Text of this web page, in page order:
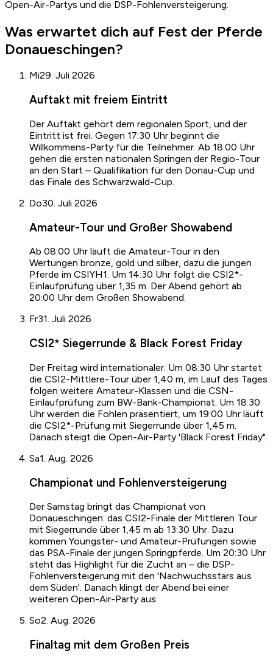
Open-Air-Partys und die DSP-Fohlenversteigerung.
Was erwartet dich auf Fest der Pferde
Donaueschingen?
Mi29. Juli 2026
Auftakt mit freiem Eintritt
Der Auftakt gehört dem regionalen Sport, und der
Eintritt ist frei. Gegen 17:30 Uhr beginnt die
Willkommens-Party für die Teilnehmer. Ab 18:00 Uhr
gehen die ersten nationalen Springen der Regio-Tour
an den Start – Qualifikation für den Donau-Cup und
das Finale des Schwarzwald-Cup.
Do30. Juli 2026
Amateur-Tour und Großer Showabend
Ab 08:00 Uhr läuft die Amateur-Tour in den
Wertungen bronze, gold und silber, dazu die jungen
Pferde im CSIYH1. Um 14:30 Uhr folgt die CSI2*-
Einlaufprüfung über 1,35 m. Der Abend gehört ab
20:00 Uhr dem Großen Showabend.
Fr31. Juli 2026
CSI2* Siegerrunde & Black Forest Friday
Der Freitag wird internationaler. Um 08:30 Uhr startet
die CSI2-Mittlere-Tour über 1,40 m, im Lauf des Tages
folgen weitere Amateur-Klassen und die CSN-
Einlaufprüfung zum BW-Bank-Championat. Um 18:30
Uhr werden die Fohlen präsentiert, um 19:00 Uhr läuft
die CSI2*-Prüfung mit Siegerrunde über 1,45 m.
Danach steigt die Open-Air-Party 'Black Forest Friday".
Sa1. Aug. 2026
Championat und Fohlenversteigerung
Der Samstag bringt das Championat von
Donaueschingen: das CSI2-Finale der Mittleren Tour
mit Siegerrunde über 1,45 m ab 13:30 Uhr. Dazu
kommen Youngster- und Amateur-Prüfungen sowie
das PSA-Finale der jungen Springpferde. Um 20:30 Uhr
steht das Highlight für die Zucht an – die DSP-
Fohlenversteigerung mit den 'Nachwuchsstars aus
dem Süden'. Danach klingt der Abend bei einer
weiteren Open-Air-Party aus.
So2. Aug. 2026
Finaltag mit dem Großen Preis